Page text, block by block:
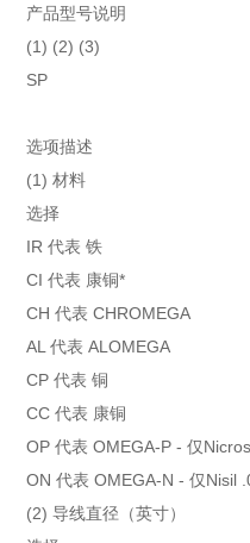
产品型号说明
(1) (2) (3)
SP
选项描述
(1) 材料
选择
IR 代表 铁
CI 代表 康铜*
CH 代表 CHROMEGA
AL 代表 ALOMEGA
CP 代表 铜
CC 代表 康铜
OP 代表 OMEGA-P - 仅
ON 代表 OMEGA-N - 仅Nisil
(2) 导线直径（英寸）